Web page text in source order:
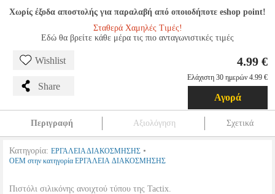
Χωρίς έξοδα αποστολής για παραλαβή από οποιοδήποτε eshop point!
Σταθερά Χαμηλές Τιμές!
Εδώ θα βρείτε κάθε μέρα τις πιο ανταγωνιστικές τιμές
Wishlist
Share
4.99 €
Ελάχιστη 30 ημερών 4.99 €
Αγορά
Περιγραφή Αξιολόγηση Σχετικά
Κατηγορία: ΕΡΓΑΛΕΙΑ ΔΙΑΚΟΣΜΗΣΗΣ •
OEM στην κατηγορία ΕΡΓΑΛΕΙΑ ΔΙΑΚΟΣΜΗΣΗΣ
Πιστόλι σιλικόνης ανοιχτού τύπου της Tactix.